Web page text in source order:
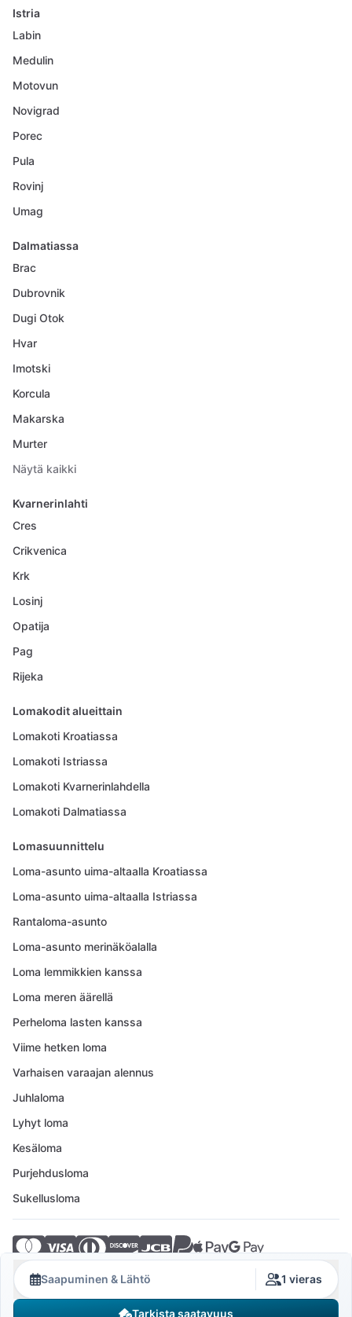
Saapuminen & Lähtö 1 vieras
Tarkista saatavuus
Istria
Labin
Medulin
Motovun
Novigrad
Porec
Pula
Rovinj
Umag
Dalmatiassa
Brac
Dubrovnik
Dugi Otok
Hvar
Imotski
Korcula
Makarska
Murter
Näytä kaikki
Kvarnerinlahti
Cres
Crikvenica
Krk
Losinj
Opatija
Pag
Rijeka
Lomakodit alueittain
Lomakoti Kroatiassa
Lomakoti Istriassa
Lomakoti Kvarnerinlahdella
Lomakoti Dalmatiassa
Lomasuunnittelu
Loma-asunto uima-altaalla Kroatiassa
Loma-asunto uima-altaalla Istriassa
Rantaloma-asunto
Loma-asunto merinäköalalla
Loma lemmikkien kanssa
Loma meren äärellä
Perheloma lasten kanssa
Viime hetken loma
Varhaisen varaajan alennus
Juhlaloma
Lyhyt loma
Kesäloma
Purjehdusloma
Sukellusloma
© 2026 Crovillas GmbH